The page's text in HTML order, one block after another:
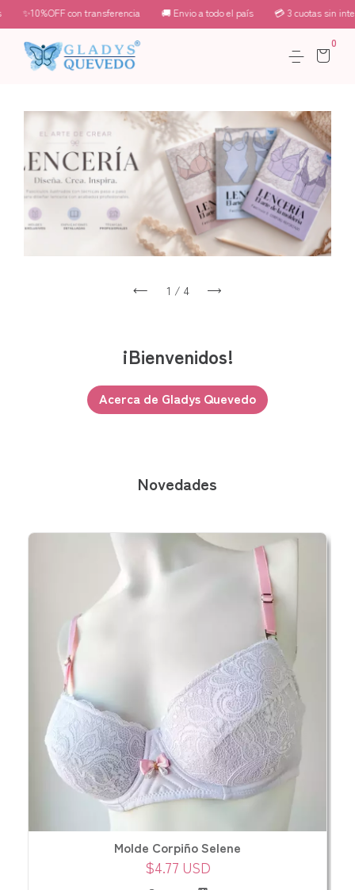
✨10%OFF con transferencia 🚚 Envio a todo el país 💳 3 cuotas sin interés
0
1 / 4
¡Bienvenidos!
Acerca de Gladys Quevedo
Novedades
Molde Corpiño Selene
$4.77 USD